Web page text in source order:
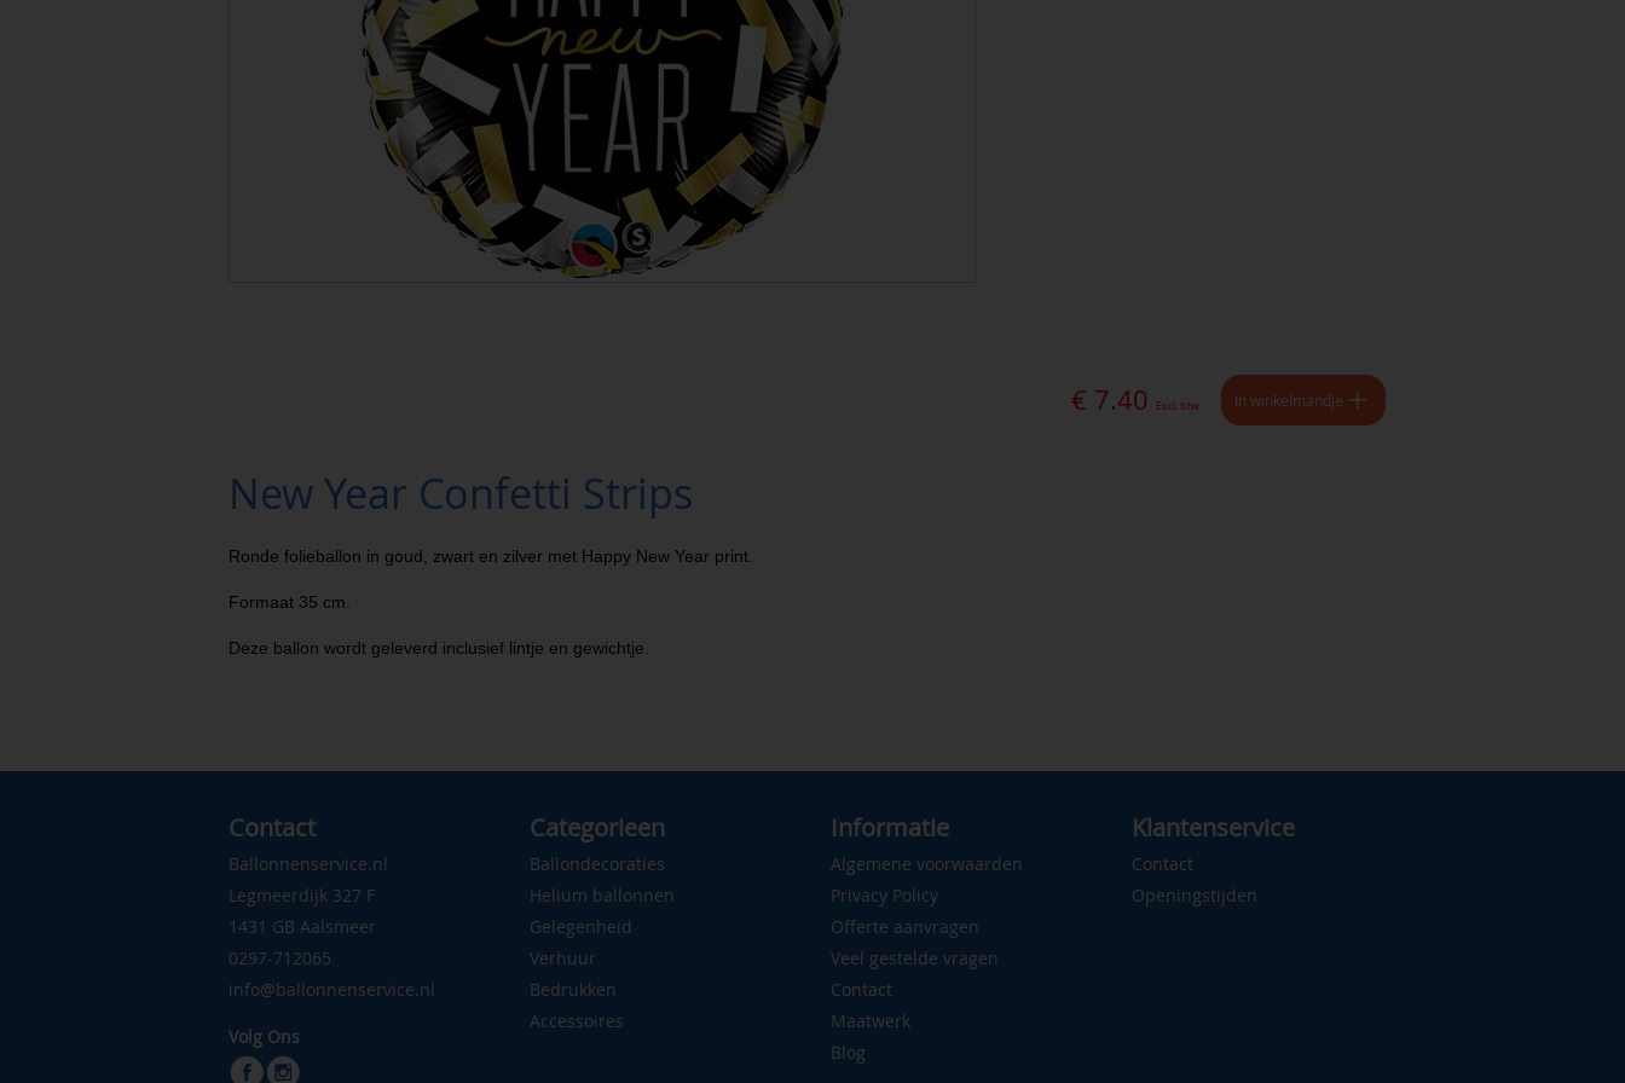
€ 7.40 Excl. btw In winkelmandje
New Year Confetti Strips
Ronde folieballon in goud, zwart en zilver met Happy New Year print.
Formaat 35 cm.
Deze ballon wordt geleverd inclusief lintje en gewichtje.
Contact
Ballonnenservice.nl
Legmeerdijk 327 F
1431 GB Aalsmeer
0297-712065
info@ballonnenservice.nl
Volg Ons
Categorieen
Ballondecoraties
Helium ballonnen
Gelegenheid
Verhuur
Bedrukken
Accessoires
Informatie
Algemene voorwaarden
Privacy Policy
Offerte aanvragen
Veel gestelde vragen
Contact
Maatwerk
Blog
Klantenservice
Contact
Openingstijden